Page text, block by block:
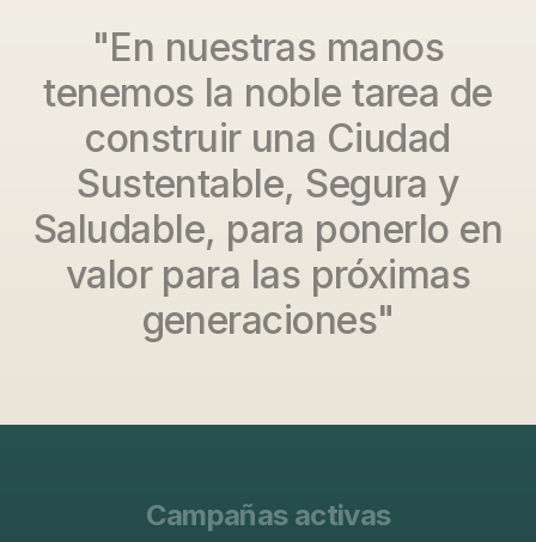
"En nuestras manos
tenemos la noble tarea de
construir una Ciudad
Sustentable, Segura y
Saludable, para ponerlo en
valor para las próximas
generaciones"
Campañas activas